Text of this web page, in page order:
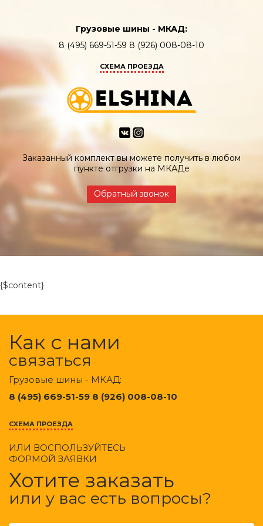
Грузовые шины - МКАД:
8 (495) 669-51-59 8 (926) 008-08-10
СХЕМА ПРОЕЗДА
Заказанный комплект вы можете получить в любом
пункте отгрузки на МКАДе
Обратный звонок
{$content}
Как с нами
связаться
Грузовые шины - МКАД:
8 (495) 669-51-59 8 (926) 008-08-10
СХЕМА ПРОЕЗДА
ИЛИ ВОСПОЛЬЗУЙТЕСЬ
ФОРМОЙ ЗАЯВКИ
Хотите заказать
или у вас есть вопросы?